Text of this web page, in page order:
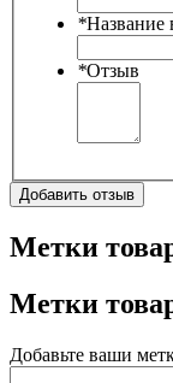
*Название
*Отзыв
Добавить отзыв
Метки
Метки
Добавьте ваши